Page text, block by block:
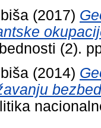
(2017)
(2).
(2014)